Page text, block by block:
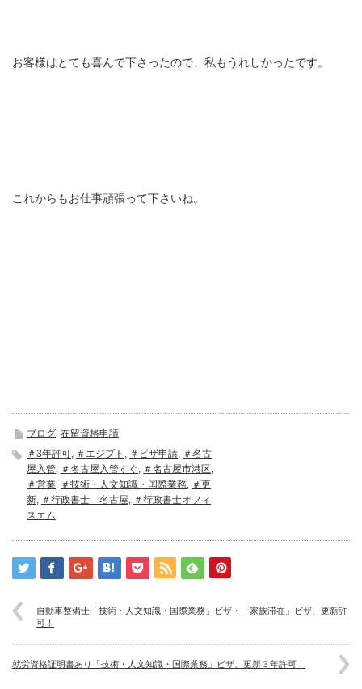
お客様はとても喜んで下さったので、私もうれしかったです。
これからもお仕事頑張って下さいね。
ブログ, 在留資格申請
＃3年許可, ＃エジプト , ＃ビザ申請, ＃名古
屋入管, ＃名古屋入管すぐ, ＃名古屋市港区,
＃営業, ＃技術・人文知識・国際業務, ＃更
新, ＃行政書士 名古屋, ＃行政書士オフィ
スエム
自動車整備士「技術・人文知識・国際業務」ビザ・「家族滞在」ビザ、更新許
可！
就労資格証明書あり「技術・人文知識・国際業務」ビザ、更新３年許可！